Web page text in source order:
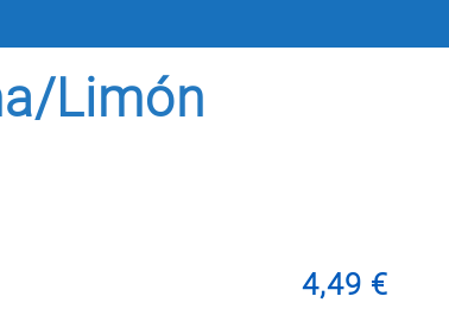
Limón
4,49 €